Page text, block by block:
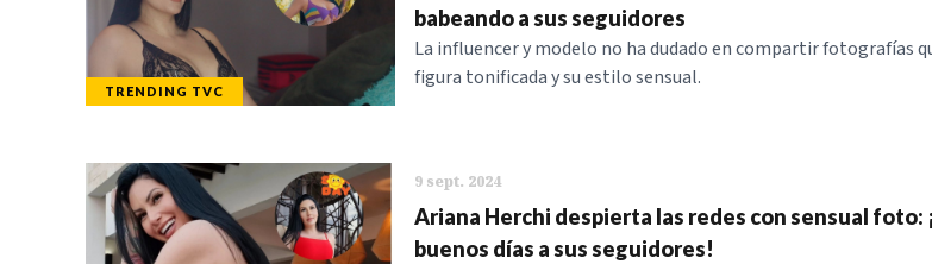
TRENDING TVC
babeando a sus seguidores
La influencer y modelo no ha dudado en compartir fotografías
figura tonificada y su estilo sensual.
9 sept. 2024
Ariana Herchi despierta las redes con sensual foto:
buenos días a sus seguidores!